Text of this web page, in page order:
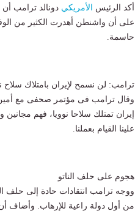
أكد الرئيس الأمريكي دونالد ترامب أن
على أن واشنطن أهدرت الكثير من
حاسمة.
ترامب: لن نسمح لإيران بامتلاك سلاح
وقال ترامب فى مؤتمر صحفى مع أمين
إيران تمتلك سلاحا نوويا، فهم
علينا القيام بعملنا.
هجوم على حلف الناتو
ووجه ترامب انتقادات حادة إلى حلف
من أول دولة راعية للإرهاب. وأضاف أن